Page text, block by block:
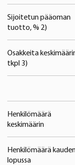
Sijoitetun pääoman
tuotto, % 2)
Osakkeita
tkpl 3)
Henkilömäärä
keskimäärin
Henkilömäärä
lopussa